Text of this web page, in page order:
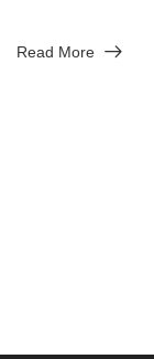
Read More